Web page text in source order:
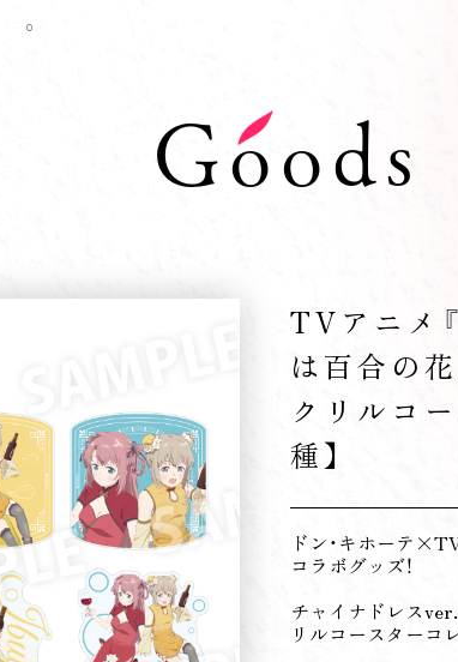
Goods
TVアニメ
は百合の
クリルコ
種】
ドン・キホーテ
コラボグッズ！
チャイナドレス
リルコースターコ